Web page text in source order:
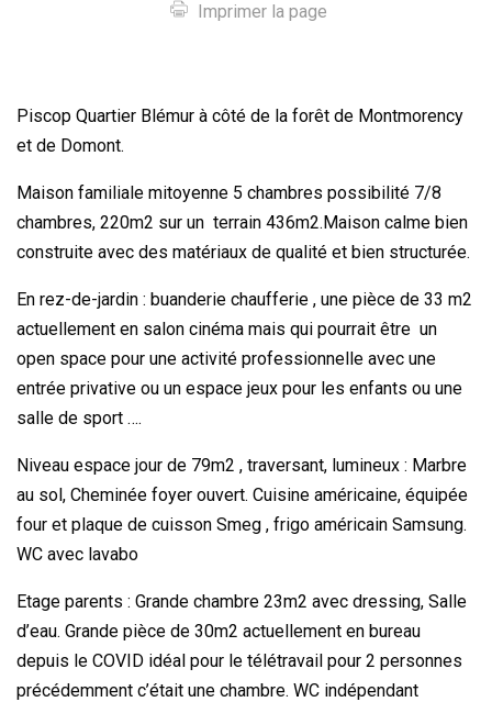
Imprimer la page
Piscop Quartier Blémur à côté de la forêt de Montmorency
et de Domont.
Maison familiale mitoyenne 5 chambres possibilité 7/8
chambres, 220m2 sur un terrain 436m2.Maison calme bien
construite avec des matériaux de qualité et bien structurée.
En rez-de-jardin : buanderie chaufferie , une pièce de 33 m2
actuellement en salon cinéma mais qui pourrait être un
open space pour une activité professionnelle avec une
entrée privative ou un espace jeux pour les enfants ou une
salle de sport ….
Niveau espace jour de 79m2 , traversant, lumineux : Marbre
au sol, Cheminée foyer ouvert. Cuisine américaine, équipée
four et plaque de cuisson Smeg , frigo américain Samsung.
WC avec lavabo
Etage parents : Grande chambre 23m2 avec dressing, Salle
d’eau. Grande pièce de 30m2 actuellement en bureau
depuis le COVID idéal pour le télétravail pour 2 personnes
précédemment c’était une chambre. WC indépendant